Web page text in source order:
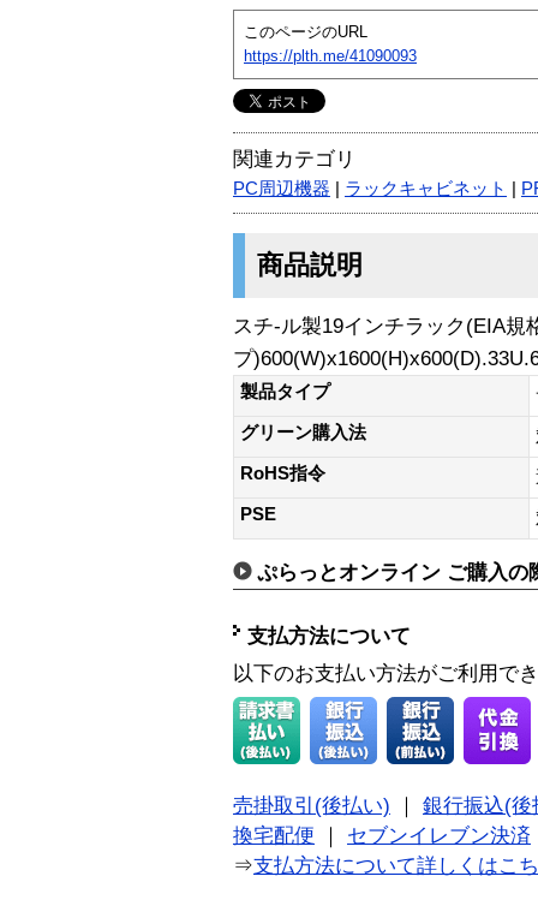
このページのURL
https://plth.me/41090093
関連カテゴリ
PC周辺機器 ラックキャビネット
商品説明
スチ-ル製19インチラック(EIA規
プ
製品タイプ
グリーン購入法
RoHS指令
PSE
ぷらっとオンライン ご購入の
支払方法について
以下のお支払い方法がご利用で
売掛取引(後払い)
銀行振込(後
換宅配便
セブンイレブン決済
⇒支払方法について詳しくはこ